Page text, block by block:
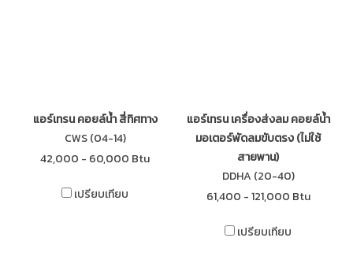
แอร์เทรน คอยล์น้ำ สี่ทิศทาง
CWS (04-14)
42,000 - 60,000 Btu
เปรียบเทียบ
แอร์เทรน เครื่องส่งลม คอยล์น้ำ
มอเตอร์พัดลมขับตรง (ไม่ใช้
สายพาน)
DDHA (20-40)
61,400 - 121,000 Btu
เปรียบเทียบ